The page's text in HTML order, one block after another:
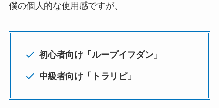
僕の個人的な使用感ですが、
初心者向け「ループイフダン」
中級者向け「トラリピ」